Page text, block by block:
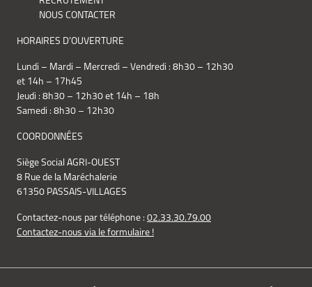
NOUS CONTACTER
HORAIRES D’OUVERTURE
Lundi – Mardi – Mercredi – Vendredi : 8h30 – 12h30
et 14h – 17h45
Jeudi : 8h30 – 12h30 et 14h – 18h
Samedi : 8h30 – 12h30
COORDONNÉES
Siège Social AGRI-OUEST
8 Rue de la Maréchalerie
61350 PASSAIS-VILLAGES
Contactez-nous par téléphone : 02.33.30.79.00
Contactez-nous via le formulaire !